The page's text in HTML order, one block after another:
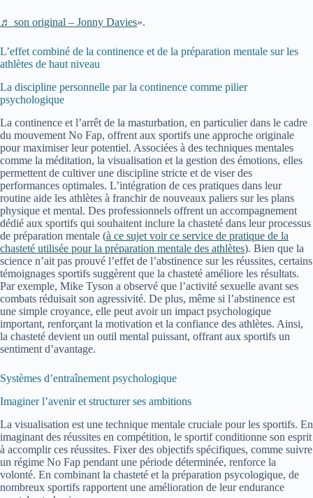
♬ son original – Jonny Davies».
L’effet combiné de la continence et de la préparation mentale sur les
athlètes de haut niveau
La discipline personnelle par la continence comme pilier
psychologique
La continence et l’arrêt de la masturbation, en particulier dans le cadre
du mouvement No Fap, offrent aux sportifs une approche originale
pour maximiser leur potentiel. Associées à des techniques mentales
comme la méditation, la visualisation et la gestion des émotions, elles
permettent de cultiver une discipline stricte et de viser des
performances optimales. L’intégration de ces pratiques dans leur
routine aide les athlètes à franchir de nouveaux paliers sur les plans
physique et mental. Des professionnels offrent un accompagnement
dédié aux sportifs qui souhaitent inclure la chasteté dans leur processus
de préparation mentale (à ce sujet voir ce service de pratique de la
chasteté utilisée pour la préparation mentale des athlètes). Bien que la
science n’ait pas prouvé l’effet de l’abstinence sur les réussites, certains
témoignages sportifs suggèrent que la chasteté améliore les résultats.
Par exemple, Mike Tyson a observé que l’activité sexuelle avant ses
combats réduisait son agressivité. De plus, même si l’abstinence est
une simple croyance, elle peut avoir un impact psychologique
important, renforçant la motivation et la confiance des athlètes. Ainsi,
la chasteté devient un outil mental puissant, offrant aux sportifs un
sentiment d’avantage.
Systèmes d’entraînement psychologique
Imaginer l’avenir et structurer ses ambitions
La visualisation est une technique mentale cruciale pour les sportifs. En
imaginant des réussites en compétition, le sportif conditionne son esprit
à accomplir ces réussites. Fixer des objectifs spécifiques, comme suivre
un régime No Fap pendant une période déterminée, renforce la
volonté. En combinant la chasteté et la préparation psycologique, de
nombreux sportifs rapportent une amélioration de leur endurance